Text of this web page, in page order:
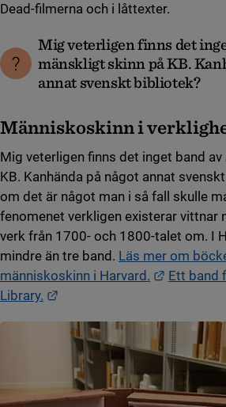
Dead-filmerna och i låttexter.
Mig veterligen finns det
mänskligt skinn på KB.
annat svenskt bibliotek?
Människoskinn i
Mig veterligen finns det inget band
KB. Kanhända på något annat
om det är något man i så fall skulle
fenomenet verkligen existerar vittnar
verk från 1700- och 1800-talet om. I
mindre än tre band. Läs mer om
människoskinn i Harvard.
Länk till
Ett band
Library.